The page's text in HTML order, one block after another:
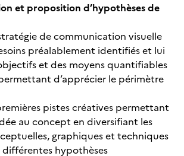
et proposition d’hypothèses de
de communication visuelle
préalablement identifiés et lui
et des moyens quantifiables
d’apprécier le périmètre
pistes créatives permettant
au concept en diversifiant les
graphiques et techniques
hypothèses